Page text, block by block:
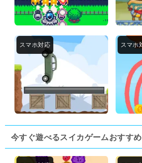
今すぐ遊べるスイカゲームおすすめ